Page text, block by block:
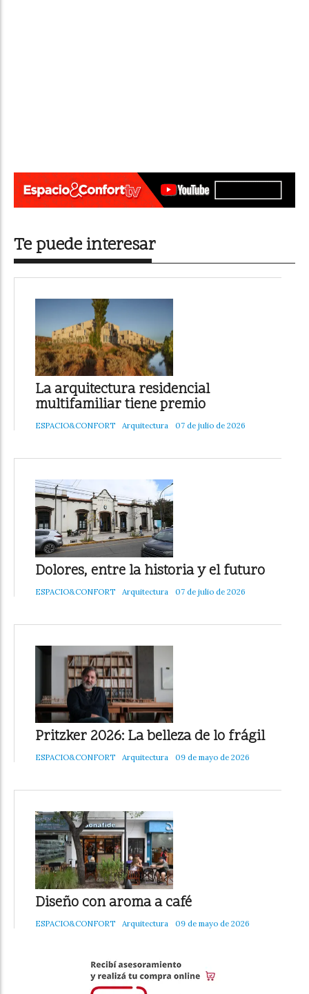
Te puede interesar
La arquitectura residencial
multifamiliar tiene premio
ESPACIO&CONFORT Arquitectura 07 de julio de 2026
Dolores, entre la historia y el futuro
ESPACIO&CONFORT Arquitectura 07 de julio de 2026
Pritzker 2026: La belleza de lo frágil
ESPACIO&CONFORT Arquitectura 09 de mayo de 2026
Diseño con aroma a café
ESPACIO&CONFORT Arquitectura 09 de mayo de 2026